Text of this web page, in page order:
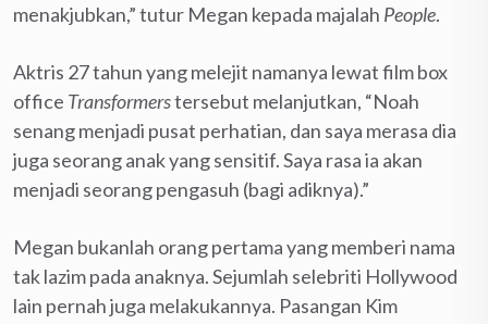
menakjubkan,” tutur Megan kepada majalah People.
Aktris 27 tahun yang melejit namanya lewat film box
office Transformerstersebut melanjutkan, “Noah
senang menjadi pusat perhatian, dan saya merasa dia
juga seorang anak yang sensitif. Saya rasa ia akan
menjadi seorang pengasuh (bagi adiknya).”
Megan bukanlah orang pertama yang memberi nama
tak lazim pada anaknya. Sejumlah selebriti Hollywood
lain pernah juga melakukannya. Pasangan Kim